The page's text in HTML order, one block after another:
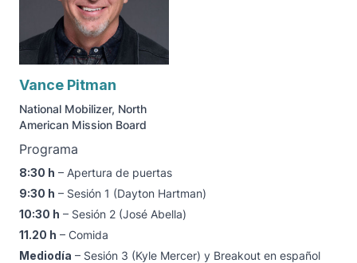
Vance Pitman
National Mobilizer, North
American Mission Board
Programa
8:30 h – Apertura de puertas
9:30 h – Sesión 1 (Dayton Hartman)
10:30 h – Sesión 2 (José Abella)
11.20 h – Comida
Mediodía – Sesión 3 (Kyle Mercer) y Breakout en español